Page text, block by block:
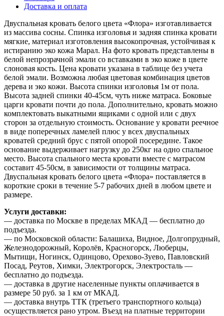
Доставка и оплата
Двуспальная кровать белого цвета «Флора» изготавливается
из массива сосны. Спинка изголовья и задняя спинка кровати
мягкие, материал изготовления высокопрочная, устойчивая к
истиранию эко кожа Марал. На фото кровать представлены в
белой непрозрачной эмали со вставками в эко коже в цвете
слоновая кость. Цена кровати указана в таблице без учета
белой эмали. Возможна любая цветовая комбинация цветов
дерева и эко кожи. Высота спинки изголовья 1м от пола.
Высота задней спинки 40-45см, чуть ниже матраса. Боковые
царги кровати почти до пола. Дополнительно, кровать можно
комплектовать выкатными ящиками с одной или с двух
сторон за отдельную стоимость. Основание у кровати реечное
в виде поперечных ламелей плюс у всех двуспальных
кроватей средний брус с пятой опорой посередине. Такое
основание выдерживает нагрузку до 250кг на одно спальное
место. Высота спального места кровати вместе с матрасом
составит 45-50см, в зависимости от толщины матраса.
Двуспальная кровать белого цвета «Флора» поставляется в
короткие сроки в течение 5-7 рабочих дней в любом цвете и
размере.
Услуги доставки:
— доставка по Москве в пределах МКАД — бесплатно до
подъезда.
— по Московской области: Балашиха, Видное, Долгопрудный,
Железнодорожный, Королёв, Красногорск, Люберцы,
Мытищи, Ногинск, Одинцово, Орехово-Зуево, Павловский
Посад, Реутов, Химки, Электрогорск, Электросталь —
бесплатно до подъезда.
— доставка в другие населенные пункты оплачивается в
размере 50 руб. за 1 км от МКАД.
— доставка внутрь ТТК (третьего транспортного кольца)
осуществляется рано утром. Въезд на платные территории